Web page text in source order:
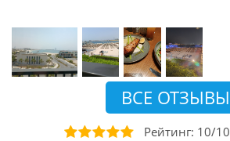
ВСЕ ОТЗЫВЫ
Рейтинг: 10/10